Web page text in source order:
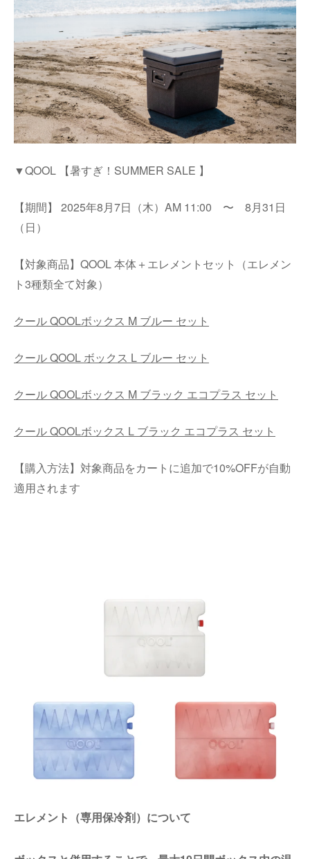
▼QOOL 【暑すぎ！SUMMER SALE 】
【期間】 2025年8月7日（木）AM 11:00 〜 8月31日
（日）
【対象商品】QOOL 本体＋エレメントセット（エレメン
ト3種類全て対象）
クール QOOLボックス M ブルー セット
クール QOOL ボックス L ブルー セット
クール QOOLボックス M ブラック エコプラス セット
クール QOOLボックス L ブラック エコプラス セット
【購入方法】対象商品をカートに追加で10%OFFが自動
適用されます
エレメント（専用保冷剤）について